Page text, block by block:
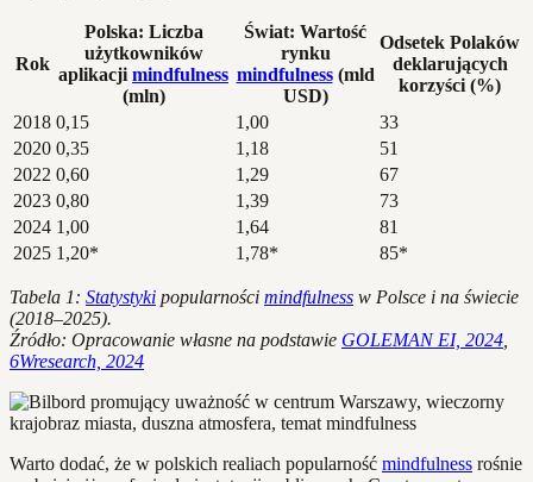
Rok
Polska: Liczba
użytkowników
aplikacji mindfulness
(mln)
Świat: Wartość
rynku
mindfulness(mld
USD)
Odsetek Polaków
deklarujących
korzyści (%)
2018 0,15 1,00
33
2020 0,35 1,18
51
2022 0,60 1,29
67
2023 0,80 1,39
73
2024 1,00 1,64
81
2025 1,20* 1,78* 85*
Tabela 1: Statystyki popularności mindfulness w Polsce i na świecie
(2018–2025).
Źródło: Opracowanie własne na podstawie GOLEMAN EI, 2024
6Wresearch, 2024
Warto dodać, że w polskich realiach popularność mindfulness rośnie